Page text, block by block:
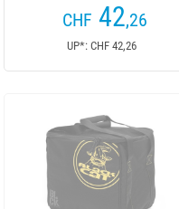
CHF 42,26
UP*: CHF 42,26